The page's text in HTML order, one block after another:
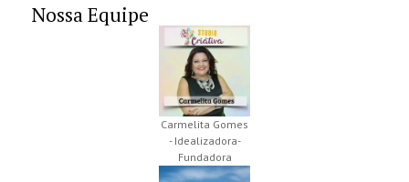
Nossa Equipe
Carmelita Gomes
- Idealizadora-
Fundadora